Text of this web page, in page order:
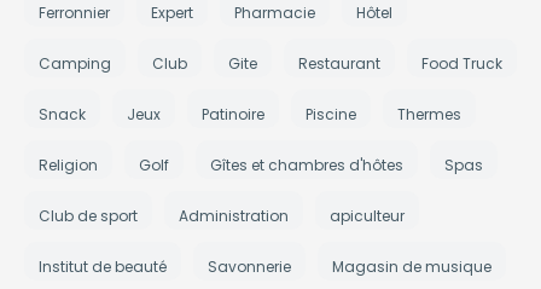
Ferronnier Expert Pharmacie Hôtel
Camping Club Gite Restaurant Food Truck
Snack Jeux Patinoire Piscine Thermes
Religion Golf Gîtes et chambres d'hôtes Spas
Club de sport Administration apiculteur
Institut de beauté Savonnerie Magasin de musique